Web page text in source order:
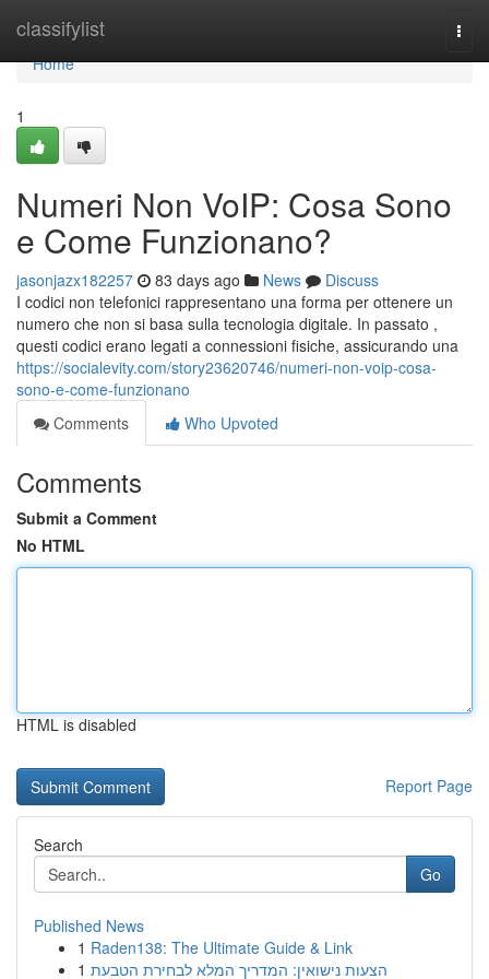
classifylist
Home
Home
1
Numeri Non VoIP: Cosa Sono
e Come Funzionano?
jasonjazx182257 83 days ago News
Discuss
I codici non telefonici rappresentano una forma per ottenere un
numero che non si basa sulla tecnologia digitale. In passato ,
questi codici erano legati a connessioni fisiche, assicurando una
https://socialevity.com/story23620746/numeri-non-voip-cosa-
sono-e-come-funzionano
Comments
Who Upvoted
Comments
Submit a Comment
No HTML
HTML is disabled
Report Page
Search
Go
Published News
1 Raden138: The Ultimate Guide & Link
1 הצעות נישואין: המדריך המלא לבחירת הטבעת